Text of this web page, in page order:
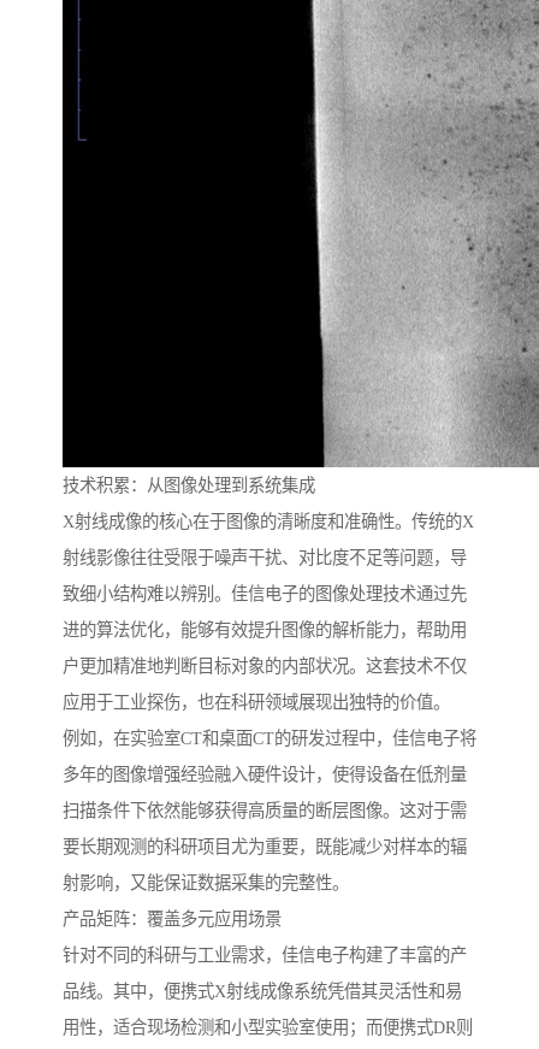
技术积累：从图像处理到系统集成
X射线成像的核心在于图像的清晰度和准确性。传统的X
射线影像往往受限于噪声干扰、对比度不足等问题，导
致细小结构难以辨别。佳信电子的图像处理技术通过先
进的算法优化，能够有效提升图像的解析能力，帮助用
户更加精准地判断目标对象的内部状况。这套技术不仅
应用于工业探伤，也在科研领域展现出独特的价值。
例如，在实验室CT和桌面CT的研发过程中，佳信电子将
多年的图像增强经验融入硬件设计，使得设备在低剂量
扫描条件下依然能够获得高质量的断层图像。这对于需
要长期观测的科研项目尤为重要，既能减少对样本的辐
射影响，又能保证数据采集的完整性。
产品矩阵：覆盖多元应用场景
针对不同的科研与工业需求，佳信电子构建了丰富的产
品线。其中，便携式X射线成像系统凭借其灵活性和易
用性，适合现场检测和小型实验室使用；而便携式DR则